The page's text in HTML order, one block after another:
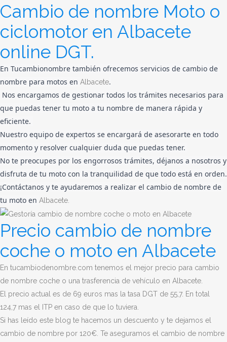
Cambio de nombre Moto o
ciclomotor en Albacete
online DGT.
En Tucambionombre también ofrecemos servicios de cambio de
nombre para motos en Albacete.
que puedas tener tu moto a tu nombre de manera rápida y
eficiente.
Nuestro equipo de expertos se encargará de asesorarte en todo
momento y resolver cualquier duda que puedas tener.
No te preocupes por los engorrosos trámites, déjanos a nosotros y
¡Contáctanos y te ayudaremos a realizar el cambio de nombre de
tu moto en Albacete
Precio cambio de nombre
coche o moto en Albacete
En tucambiodenombre.com tenemos el mejor precio para cambio
de nombre coche o una trasferencia de vehículo en Albacete
El precio actual es de 69 euros mas la tasa DGT de 55,7. En total
124,7 mas el ITP en caso de que lo tuviera.
Si has leído este blog te hacemos un descuento y te dejamos el
cambio de nombre por 120€. Te aseguramos el cambio de nombre